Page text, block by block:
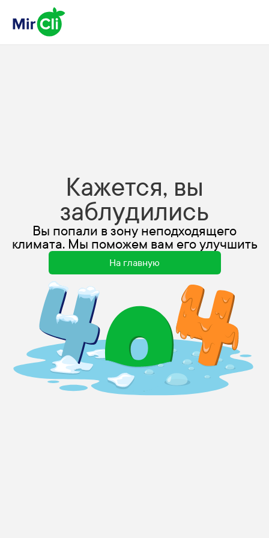
Кажется, вы
заблудились
Вы попали в зону неподходящего
климата. Мы поможем вам его улучшить
На главную